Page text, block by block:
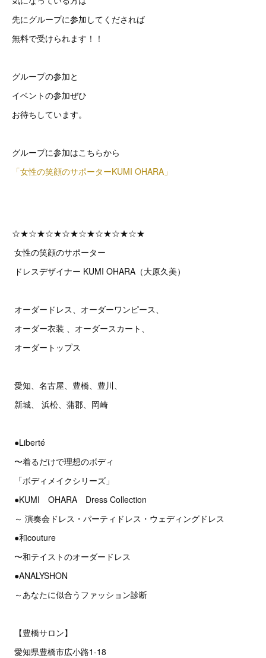
先にグループに参加してくだされば
無料で受けられます！！
グループの参加と
イベントの参加ぜひ
お待ちしています。
グループに参加はこちらから
「女性の笑顔のサポーターKUMI OHARA」
☆★☆★☆★☆★☆★☆★☆★☆★
女性の笑顔のサポーター
ドレスデザイナー KUMI OHARA（大原久美）
オーダードレス、オーダーワンピース、
オーダー衣装 、オーダースカート、
オーダートップス
愛知、名古屋、豊橋、豊川、
新城、 浜松、蒲郡、岡崎
●Liberté
〜着るだけで理想のボディ
「ボディメイクシリーズ」
●KUMI OHARA Dress Collection
～ 演奏会ドレス・パーティドレス・ウェディングドレス
●和couture
〜和テイストのオーダードレス
●ANALYSHON
～あなたに似合うファッション診断
【豊橋サロン】
愛知県豊橋市広小路1-18